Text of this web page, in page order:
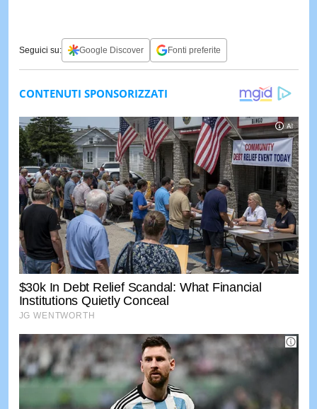
Seguici su: Google Discover Fonti preferite